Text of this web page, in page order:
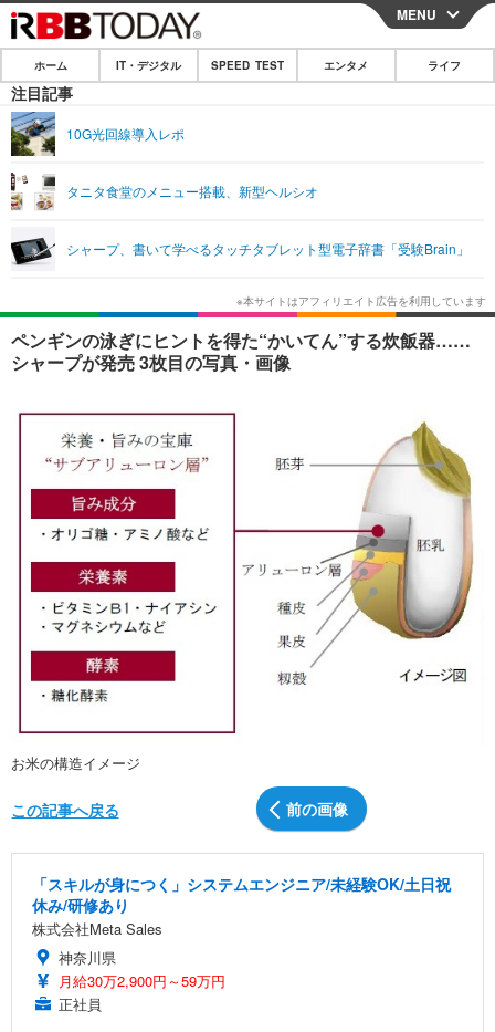
CLOSE
ホーム
IT・デジタル
ショッピング その他
エンタメ
エンタメTOP 映画・ドラマ
韓国・芸能
音楽 スポーツ
ショッピング
ライフ
ライフTOP グルメ
ペット ショッピング
リリース一覧
プッシュ通知の停止方法
MENU
ホーム IT・デジタル SPEED TEST エンタメ ライフ
注目記事
10G光回線導入レポ
タニタ食堂のメニュー搭載、新型ヘルシオ
シャープ、書いて学べるタッチタブレット型電子辞書「受験Brain」
ペンギンの泳ぎにヒントを得た“かいてん”する炊飯器……
シャープが発売 3枚目の写真・画像
お米の構造イメージ
前の画像
この記事へ戻る
「スキルが身につく」システムエンジニア/未経験OK/土日祝
休み/研修あり
株式会社Meta Sales
神奈川県
月給30万2,900円～59万円
正社員